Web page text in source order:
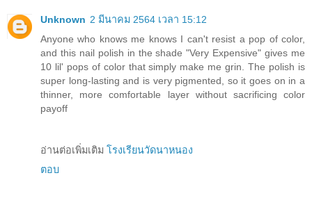
Unknown 2 มีนาคม 2564 เวลา 15:12
Anyone who knows me knows I can't resist a pop of color,
and this nail polish in the shade "Very Expensive" gives me
10 lil' pops of color that simply make me grin. The polish is
super long-lasting and is very pigmented, so it goes on in a
thinner, more comfortable layer without sacrificing color
payoff
อ่านต่อเพิ่มเติม โรงเรียนวัดนาหนอง
ตอบ